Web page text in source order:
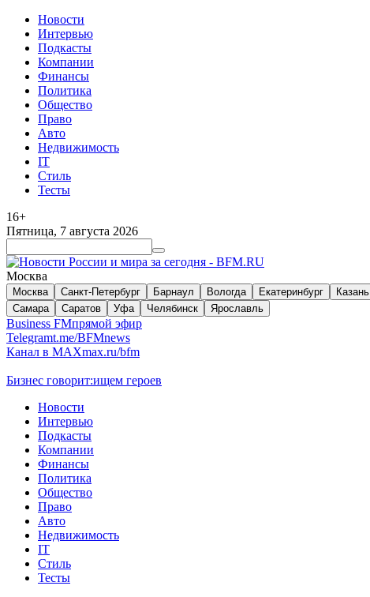
Новости
Интервью
Подкасты
Компании
Финансы
Политика
Общество
Право
Авто
Недвижимость
IT
Стиль
Тесты
16+
Пятница, 7 августа 2026
Москва
Москва Санкт-Петербург Барнаул Вологда Екатеринбург Казань
Самара
Саратов Уфа Челябинск Ярославль
Business FMпрямой эфир
Telegramt.me/BFMnews
Канал в MAXmax.ru/bfm
Бизнес говорит:ищем героев
Новости
Интервью
Подкасты
Компании
Финансы
Политика
Общество
Право
Авто
Недвижимость
IT
Стиль
Тесты